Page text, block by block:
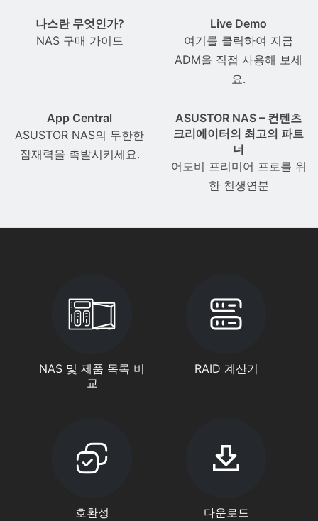
나스란 무엇인가?
NAS 구매 가이드
Live Demo
여기를 클릭하여 지금
ADM을 직접 사용해 보세
요.
App Central
ASUSTOR NAS의 무한한
잠재력을 촉발시키세요.
ASUSTOR NAS – 컨텐츠
크리에이터의 최고의 파트
너
어도비 프리미어 프로를 위
한 천생연분
NAS 및 제품 목록 비
교
RAID 계산기
호환성 다운로드